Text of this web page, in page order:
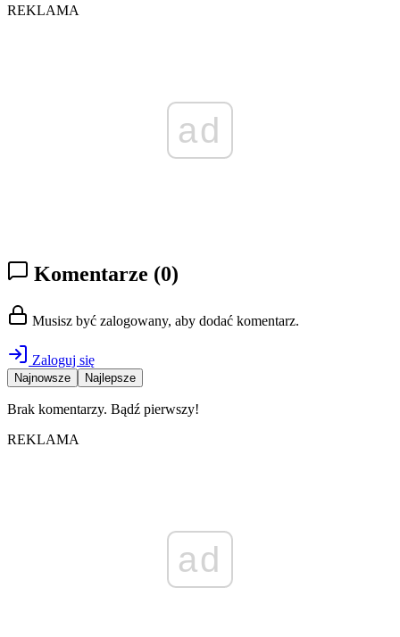
REKLAMA
ad
Komentarze (0)
Musisz być zalogowany, aby dodać komentarz.
Zaloguj się
Najnowsze Najlepsze
Brak komentarzy. Bądź pierwszy!
REKLAMA
ad